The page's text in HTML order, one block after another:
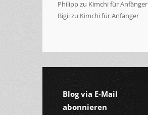
Philippzu Kimchi für Anfänger
Bigiizu Kimchi für Anfänger
Blog via E-Mail
abonnieren